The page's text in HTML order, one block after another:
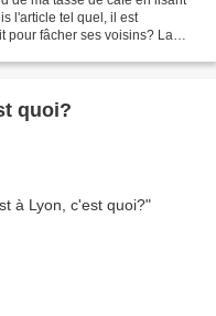
l'article tel quel, il est
pour fâcher ses voisins? La
quoi?